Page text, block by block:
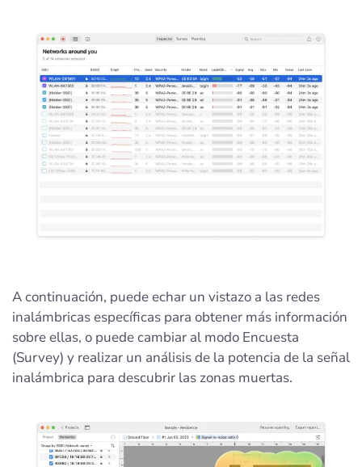
A continuación, puede echar un vistazo a las redes
inalámbricas específicas para obtener más información
sobre ellas, o puede cambiar al modo Encuesta
(Survey) y realizar un análisis de la potencia de la señal
inalámbrica para descubrir las zonas muertas.